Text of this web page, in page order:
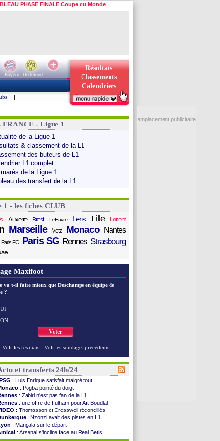
PHASE FINALE Coupe du Monde
Bayern
Dortmund
Résultats
Classements
Calendriers
|
FRANCE - Ligue 1
de la Ligue 1
& classement de la L1
des buteurs de L1
L1 complet
de la Ligue 1
des transfert de la L1
1 - les fiches CLUB
Auxerre Brest Le Havre Lens Lille Lorient
Marseille Metz Monaco Nantes
Paris FC Paris SG Rennes Strasbourg
Maxifoot
va t-il faire mieux que Deschamps en équipe de
?
Voter
Voir les resultats - Voir les sondages précédents
et transferts 24h/24
PSG : Luis Enrique satisfait malgré tout
: Pogba pointé du doigt
: Zabiri n'est pas fan de la L1
: une offre de Fulham pour Aït Boudlal
: Thomasson et Cresswell réconciliés
: Nzonzi avait des pistes en L1
: Mangala sur le départ
: Arsenal s'incline face au Real Betis
: lourde défaite pour le PSG
emplacement publicitaire